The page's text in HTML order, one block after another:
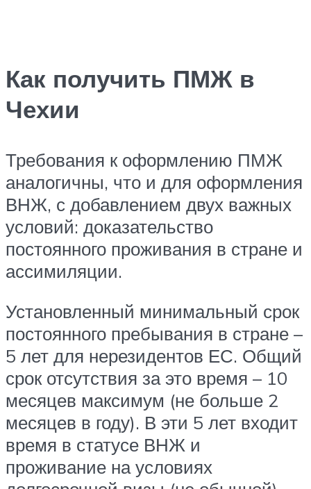
Как получить ПМЖ в
Чехии
Требования к оформлению ПМЖ
аналогичны, что и для оформления
ВНЖ, с добавлением двух важных
условий: доказательство
постоянного проживания в стране и
ассимиляции.
Установленный минимальный срок
постоянного пребывания в стране –
5 лет для нерезидентов ЕС. Общий
срок отсутствия за это время – 10
месяцев максимум (не больше 2
месяцев в году). В эти 5 лет входит
время в статусе ВНЖ и
проживание на условиях